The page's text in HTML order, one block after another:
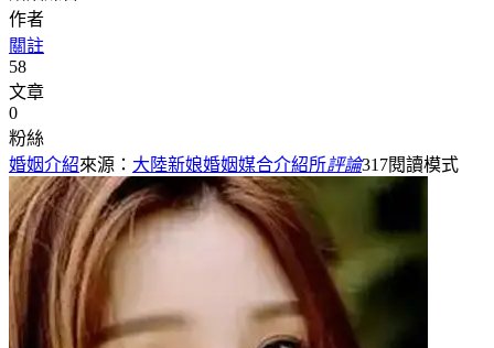
作者
關註
58
文章
0
粉絲
婚姻介紹來源： 大陸新娘婚姻媒合介紹所評論317閱讀模式